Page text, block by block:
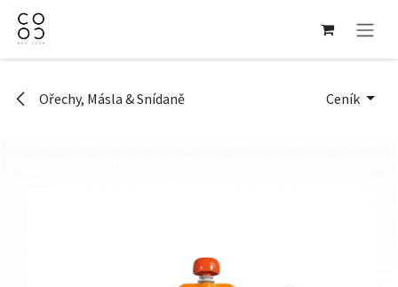
Přejít na obsah
Ořechy, Másla & Snídaně Ceník